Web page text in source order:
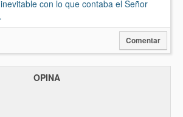
con lo que contaba el Señor
Comentar
OPINA